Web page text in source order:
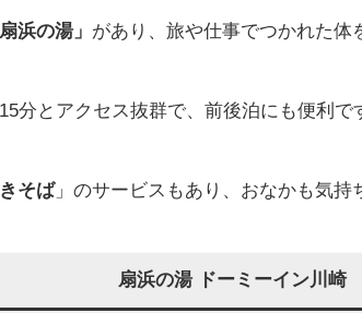
浜の湯」 があり、旅や仕事でつかれた体
分とアクセス抜群で、前後泊にも便利で
そば」のサービスもあり、おなかも気持
扇浜の湯 ドーミーイン川崎